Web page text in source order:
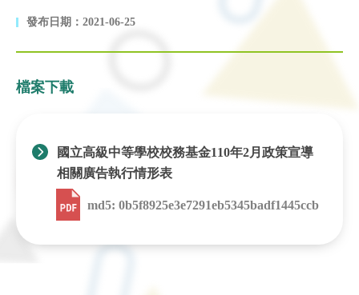
發布日期：2021-06-25
檔案下載
國立高級中等學校校務基金110年2月政策宣導
相關廣告執行情形表
md5: 0b5f8925e3e7291eb5345badf1445ccb